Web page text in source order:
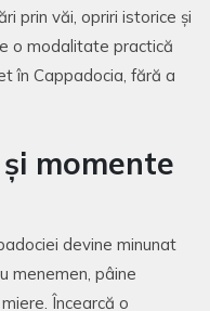
prin văi, opriri istorice și
o modalitate practică
în Cappadocia, fără a
momente
devine minunat
menemen, pâine
Încearcă o